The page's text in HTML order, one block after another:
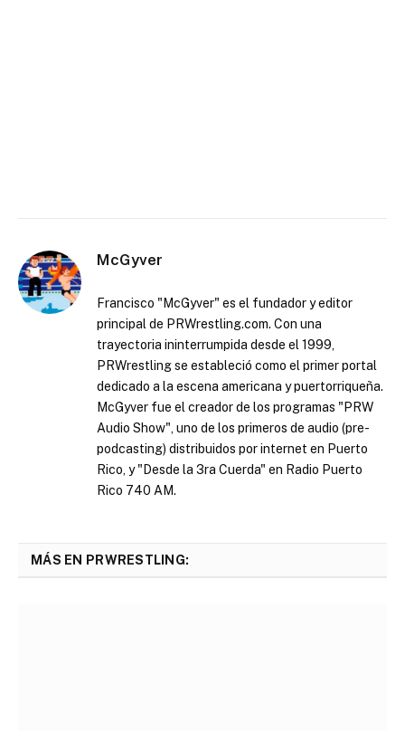
McGyver
Francisco "McGyver" es el fundador y editor
principal de PRWrestling.com. Con una
trayectoria ininterrumpida desde el 1999,
PRWrestling se estableció como el primer portal
dedicado a la escena americana y puertorriqueña.
McGyver fue el creador de los programas "PRW
Audio Show", uno de los primeros de audio (pre-
podcasting) distribuidos por internet en Puerto
Rico, y "Desde la 3ra Cuerda" en Radio Puerto
Rico 740 AM.
MÁS EN PRWRESTLING: